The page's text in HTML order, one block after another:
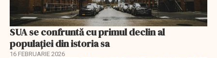
SUA se confruntă cu primul declin al
populației din istoria sa
16 FEBRUARIE 2026